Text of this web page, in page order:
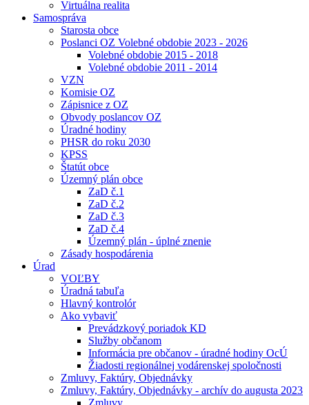
Virtuálna realita
Samospráva
Starosta obce
Poslanci OZ Volebné obdobie 2023 - 2026
Volebné obdobie 2015 - 2018
Volebné obdobie 2011 - 2014
VZN
Komisie OZ
Zápisnice z OZ
Obvody poslancov OZ
Úradné hodiny
PHSR do roku 2030
KPSS
Štatút obce
Územný plán obce
ZaD č.1
ZaD č.2
ZaD č.3
ZaD č.4
Územný plán - úplné znenie
Zásady hospodárenia
Úrad
VOĽBY
Úradná tabuľa
Hlavný kontrolór
Ako vybaviť
Prevádzkový poriadok KD
Služby občanom
Informácia pre občanov - úradné hodiny OcÚ
Žiadosti regionálnej vodárenskej spoločnosti
Zmluvy, Faktúry, Objednávky
Zmluvy, Faktúry, Objednávky - archív do augusta 2023
Zmluvy